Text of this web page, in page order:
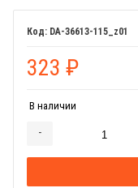
DA-36613-115_z01
323 ₽
В наличии
-